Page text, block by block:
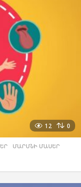
12 0
,ՄԱՐՄՆԻ ՄԱՍԵՐ